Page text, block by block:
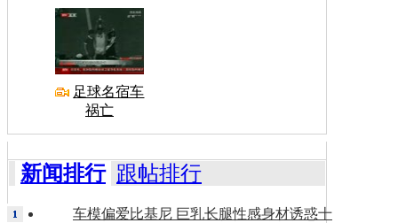
足球名宿车
祸亡
新闻排行 跟帖排行
车模偏爱比基尼 巨乳长腿性感身材诱惑十